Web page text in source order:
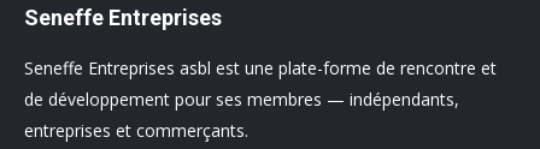
Seneffe Entreprises
Seneffe Entreprises asbl est une plate-forme de rencontre et
de développement pour ses membres — indépendants,
entreprises et commerçants.